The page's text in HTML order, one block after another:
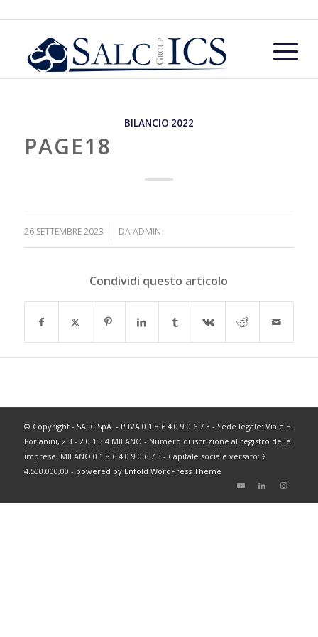
BILANCIO 2022
PAGE18
26 SETTEMBRE 2023
/ DAADMIN
Condividi questo articolo
© Copyright - SALC SpA. - P.IVA 0 1 8 6 4 0 9 0 6 7 3 - Sede legale: Viale E.
Forlanini, 2 3 - 2 0 1 3 4 MILANO - Numero di iscrizione al registro delle
imprese: MILANO 0 1 8 6 4 0 9 0 6 7 3 - Capitale sociale versato: €
4.500.000,00 - powered by Enfold WordPress Theme